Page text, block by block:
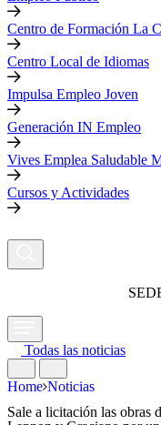
Centro de Formación La
Centro Local de Idiomas
Impulsa Empleo Joven
Generación IN Empleo
Vives Emplea Saludable
Cursos y Actividades
Todas las noticias
Home Noticias
Sale a licitación las obras